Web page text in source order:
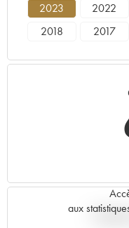
2023 2022
2018
2017
aux